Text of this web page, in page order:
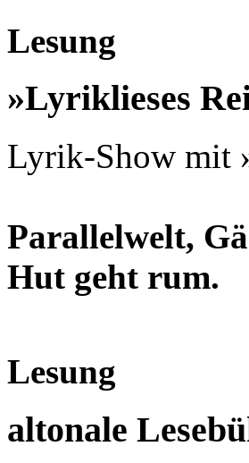
Lesung
»Lyriklieses
Lyrik-Show mit
Parallelwelt,
Hut geht rum.
Lesung
altonale